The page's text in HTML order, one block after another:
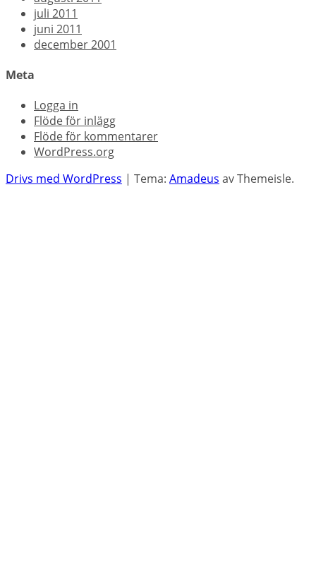
juli 2011
juni 2011
december 2001
Meta
Logga in
Flöde för inlägg
Flöde för kommentarer
WordPress.org
Drivs med WordPress | Tema: Amadeus av Themeisle.